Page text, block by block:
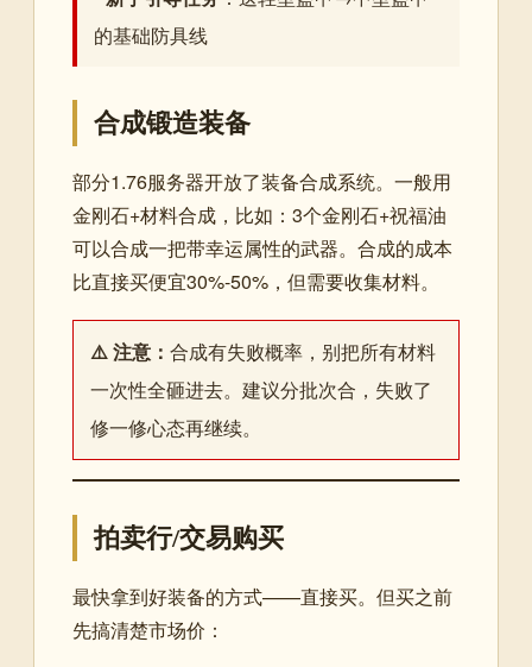
的基础防具线
合成锻造装备
部分1.76服务器开放了装备合成系统。一般用
金刚石+材料合成，比如：3个金刚石+祝福油
可以合成一把带幸运属性的武器。合成的成本
比直接买便宜30%-50%，但需要收集材料。
⚠️ 注意： 合成有失败概率，别把所有材料
一次性全砸进去。建议分批次合，失败了
修一修心态再继续。
拍卖行/交易购买
最快拿到好装备的方式——直接买。但买之前
先搞清楚市场价：